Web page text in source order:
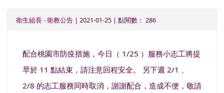
衛生組長-衛教公告 | 2021-01-25 | 點閱數： 286
配合桃園市防疫措施，今日（ 1/25 ）服務小志工將提
早於 11 點結束，請注意回程安全。 另下週 2/1 、
2/8 的志工服務同時取消，謝謝配合，造成不便，敬請